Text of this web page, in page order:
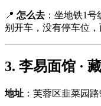
📍 怎么去 ：坐地铁1
别开车，没有停车位
3. 李易面馆 ·
地址 ：芙蓉区韭菜园